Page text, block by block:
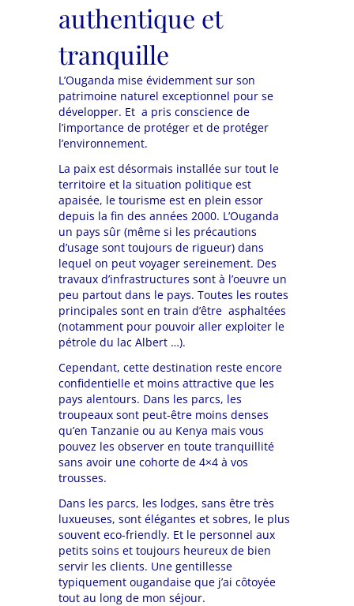
authentique et
tranquille
L’Ouganda mise évidemment sur son
patrimoine naturel exceptionnel pour se
développer. Et a pris conscience de
l’importance de protéger et de protéger
l’environnement.
La paix est désormais installée sur tout le
territoire et la situation politique est
apaisée, le tourisme est en plein essor
depuis la fin des années 2000. L’Ouganda
un pays sûr (même si les précautions
d’usage sont toujours de rigueur) dans
lequel on peut voyager sereinement. Des
travaux d’infrastructures sont à l’oeuvre un
peu partout dans le pays. Toutes les routes
principales sont en train d’être asphaltées
(notamment pour pouvoir aller exploiter le
pétrole du lac Albert …).
Cependant, cette destination reste encore
confidentielle et moins attractive que les
pays alentours. Dans les parcs, les
troupeaux sont peut-être moins denses
qu’en Tanzanie ou au Kenya mais vous
pouvez les observer en toute tranquillité
sans avoir une cohorte de 4×4 à vos
trousses.
Dans les parcs, les lodges, sans être très
luxueuses, sont élégantes et sobres, le plus
souvent eco-friendly. Et le personnel aux
petits soins et toujours heureux de bien
servir les clients. Une gentillesse
typiquement ougandaise que j’ai côtoyée
tout au long de mon séjour.